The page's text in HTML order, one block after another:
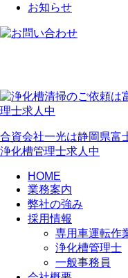
お知らせ
合資会社一光は静岡県富
浄化槽管理士求人中
HOME
業務案内
弊社の強み
採用情報
専用車運転作
浄化槽管理士
一般事務員